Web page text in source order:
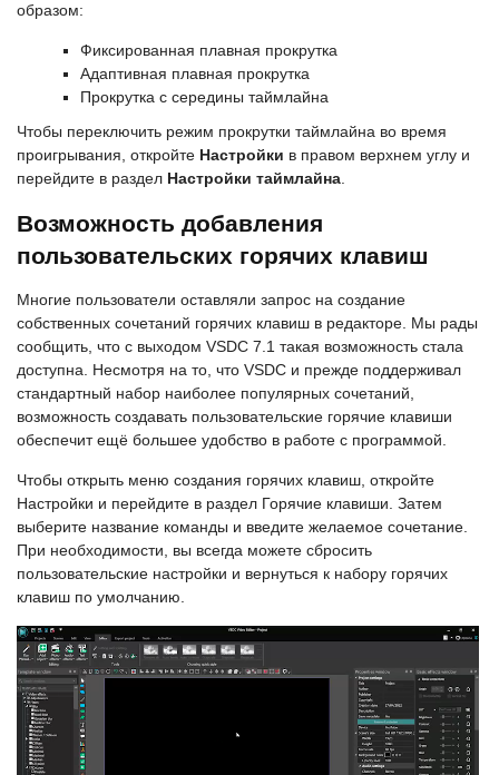
образом:
Фиксированная плавная прокрутка
Адаптивная плавная прокрутка
Прокрутка с середины таймлайна
Чтобы переключить режим прокрутки таймлайна во время
проигрывания, откройте Настройки в правом верхнем углу и
перейдите в раздел Настройки таймлайна.
Возможность добавления
пользовательских горячих клавиш
Многие пользователи оставляли запрос на создание
собственных сочетаний горячих клавиш в редакторе. Мы рады
сообщить, что с выходом VSDC 7.1 такая возможность стала
доступна. Несмотря на то, что VSDC и прежде поддерживал
стандартный набор наиболее популярных сочетаний,
возможность создавать пользовательские горячие клавиши
обеспечит ещё большее удобство в работе с программой.
Чтобы открыть меню создания горячих клавиш, откройте
Настройки и перейдите в раздел Горячие клавиши. Затем
выберите название команды и введите желаемое сочетание.
При необходимости, вы всегда можете сбросить
пользовательские настройки и вернуться к набору горячих
клавиш по умолчанию.